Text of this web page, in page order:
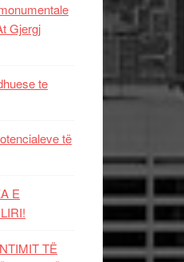
Gjergj
te
të
E
TË